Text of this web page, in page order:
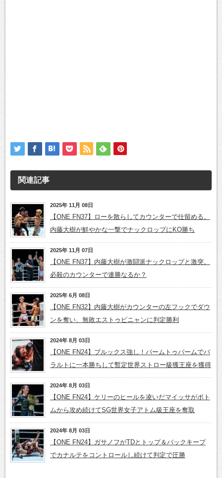
関連記事
2025年 11月 08日
【ONE FN37】ローを散らしてカウンターで仕留める。
内藤大樹が鮮やかな一撃でナックロップにKO勝ち
2025年 11月 07日
【ONE FN37】内藤大樹が激闘派ナックロップと激突。
必殺のカウンターで連勝なるか？
2025年 6月 08日
【ONE FN32】内藤大樹がカウンターの左フックでダウ
ンを奪い、無敗エストゥピニャンに判定勝利
2024年 8月 03日
【ONE FN24】ブルックス強し！パームトゥパームでバ
ラルトに一本勝ちして暫定世界ストロー級獲王座を獲得
2024年 8月 03日
【ONE FN24】ケリーのヒールを凌いだマイッサがボト
ムから攻め続けてSG世界女子アトム級王座を奪取
2024年 8月 03日
【ONE FN24】ガサノフがTDとトップ＆バックキープ
でカナルテをコントロールし続けて判定で圧勝